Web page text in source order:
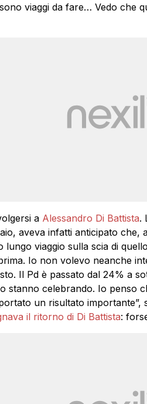
viaggi da fare… Vedo che
a Alessandro Di Battista.
aveva infatti anticipato che,
viaggio sulla scia di
Io non volevo neanche
Il Pd è passato dal 24% a
stanno celebrando. Io penso
un risultato importante”,
il ritorno di Di Battista: